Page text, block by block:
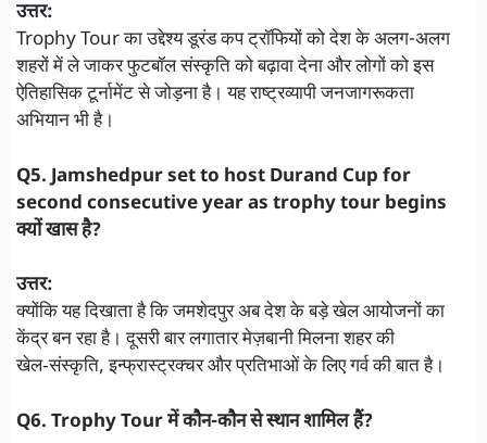
उत्तर:
Trophy Tour का उद्देश्य डूरंड कप ट्रॉफियों को देश के अलग-अलग
शहरों में ले जाकर फुटबॉल संस्कृति को बढ़ावा देना और लोगों को इस
ऐतिहासिक टूर्नामेंट से जोड़ना है। यह राष्ट्रव्यापी जनजागरूकता
अभियान भी है।
Q5. Jamshedpur set to host Durand Cup for
second consecutive year as trophy tour begins
क्यों खास है?
उत्तर:
क्योंकि यह दिखाता है कि जमशेदपुर अब देश के बड़े खेल आयोजनों का
केंद्र बन रहा है। दूसरी बार लगातार मेज़बानी मिलना शहर की
खेल‑संस्कृति, इन्फ्रास्ट्रक्चर और प्रतिभाओं के लिए गर्व की बात है।
Q6. Trophy Tour में कौन-कौन से स्थान शामिल हैं?